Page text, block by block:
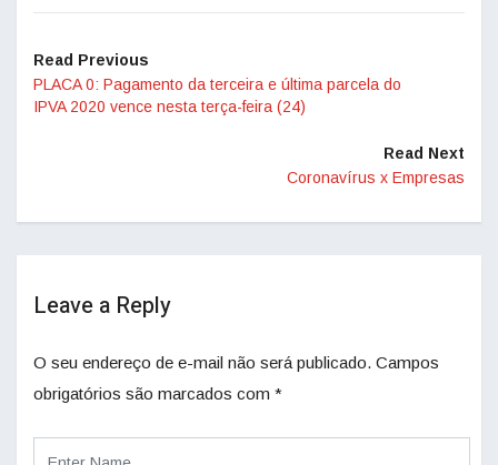
Read Previous
PLACA 0: Pagamento da terceira e última parcela do
IPVA 2020 vence nesta terça-feira (24)
Read Next
Coronavírus x Empresas
Leave a Reply
O seu endereço de e-mail não será publicado. Campos
obrigatórios são marcados com *